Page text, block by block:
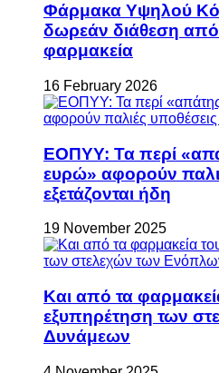
Φάρμακα Υψηλού
δωρεάν διάθεση από
φαρμακεία
16 February 2026
ΕΟΠΥΥ: Τα περί
ευρώ» αφορούν
εξετάζονται ήδη
19 November 2025
Και από τα
εξυπηρέτηση των
Δυνάμεων